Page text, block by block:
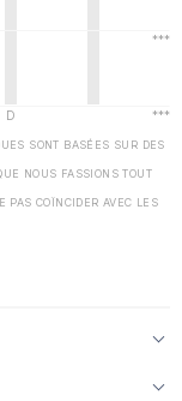
SONT BASÉES SUR DES
NOUS FASSIONS TOUT
PAS COÏNCIDER AVEC LES
***